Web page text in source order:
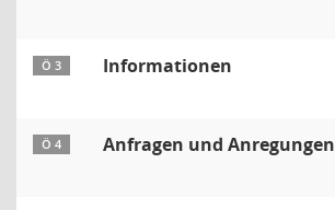
Ö 3 Informationen
Ö 4 Anfragen und Anregungen